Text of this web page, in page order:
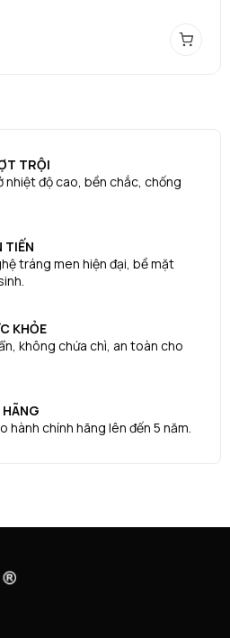
TRỘI
nhiệt độ cao, bền chắc, chống
TIẾN
tráng men hiện đại, bề mặt
KHỎE
không chứa chì, an toàn cho
hành chính hãng lên đến 5 năm.